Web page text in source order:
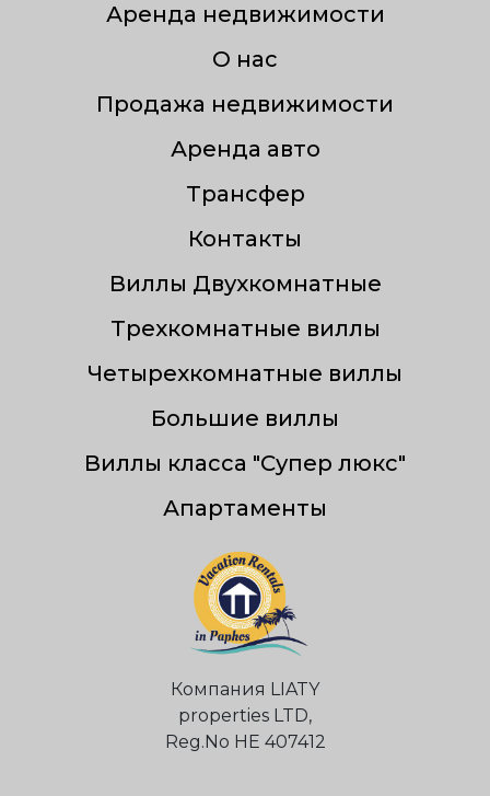
Компания LIATY
properties LTD,
Reg.Nо НЕ 407412
Аренда недвижимости
О нас
Продажа недвижимости
Аренда авто
Трансфер
Контакты
Виллы Двухкомнатные
Трехкомнатные виллы
Четырехкомнатные виллы
Большие виллы
Виллы класса "Супер люкс"
Апартаменты